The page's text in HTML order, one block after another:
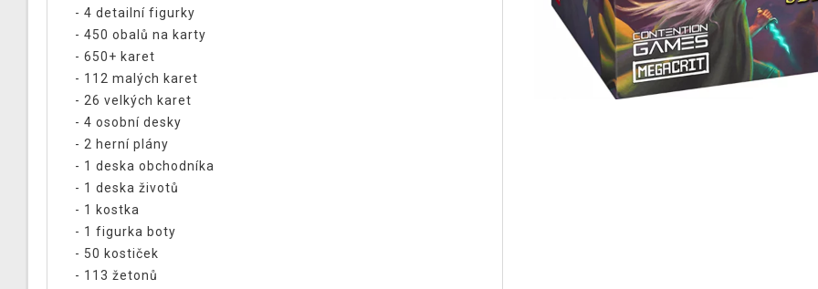
- 4 detailní figurky
- 450 obalů na karty
- 650+ karet
- 112 malých karet
- 26 velkých karet
- 4 osobní desky
- 2 herní plány
- 1 deska obchodníka
- 1 deska životů
- 1 kostka
- 1 figurka boty
- 50 kostiček
- 113 žetonů